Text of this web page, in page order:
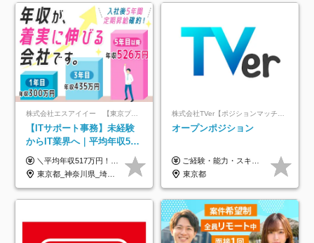
株式会社エスアイイー 【東京プロマーケット上場】
【ITサポート事務】未経験
からIT業界へ｜平均年収517
万円｜ホワイト企業認定｜
年休134日｜リモートOK
＼平均年収517万円！入社5年目まで毎年必ず昇給／ ■賞与年3回 ■年収800万円以上も可 ■入社3年以上の平均年収469.2万円 月給23万2000円以上＋賞与年3回＋各種手当 ☆入社5年目まで最大1万5000円の定期昇給を確約 ┃各種手当充実 ・規定の資格を取得すれば、2000円～5万円を毎月支給（2万4000円～60万円／年） ・研修中に取得した取得率95％の資格でも研修後の給料UP ※月給は年齢・経験・能力を考慮して、優遇いたします ※上記月給金額は固定残業代（20時間/3万1300円円以上）を含み、超過分は別途支給いたします ※試用期間（6ヶ月）は月給に変動はありますが、その他待遇に差異はありません ├入社後1ヶ月～3ヶ月間は、月給20万1900円となります └上記金額は固定残業代（10時間／1万6000円）を含み、超過分は別途支給いたします
東京都_神奈川県_埼玉県_千葉県_大阪府_愛知県_北海道_青森県_岩手県_宮城県_秋田県_山形県_福島県_茨城県_栃木県_群馬県_新潟県_山梨県_長野県_富山県_石川県_福井県_静岡県_岐阜県_三重県_兵庫県_京都府_滋賀県_奈良県_和歌山県_広島県_岡山県_鳥取県_島根県_山口県_徳島県_香川県_愛媛県_高知県_福岡県_熊本県_佐賀県_長崎県_大分県_宮崎県_鹿児島県_沖縄県
株式会社TVer【ポジションマッチ登録】
オープンポジション
ご経験・能力・スキル等により、当社基準にて優遇・相談のうえ決定いたします。
東京都